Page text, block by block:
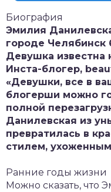
Биография
Эмилия
городе Челябинск
Девушка известна
Инста-блогер,
«Девушки, все в
блогерши можно
полной
Данилевская из
превратилась в
стилем,
Ранние годы жизни
Можно сказать, что